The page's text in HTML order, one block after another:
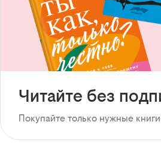
Читайте без
Покупайте только нужные книги